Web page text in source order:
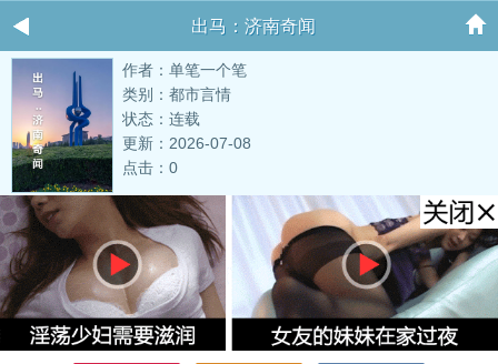
出马：济南奇闻
作者：单笔一个笔
类别：都市言情
状态：连载
更新：2026-07-08
点击：0